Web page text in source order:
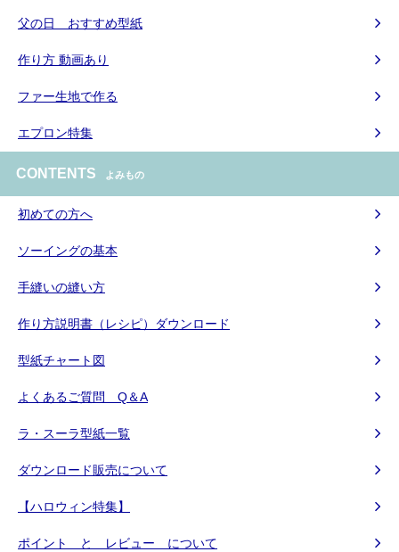
父の日 おすすめ型紙
作り方 動画あり
ファー生地で作る
エプロン特集
CONTENTS よみもの
初めての方へ
ソーイングの基本
手縫いの縫い方
作り方説明書（レシピ）ダウンロード
型紙チャート図
よくあるご質問 Q＆A
ラ・スーラ型紙一覧
ダウンロード販売について
【ハロウィン特集】
ポイント と レビュー について